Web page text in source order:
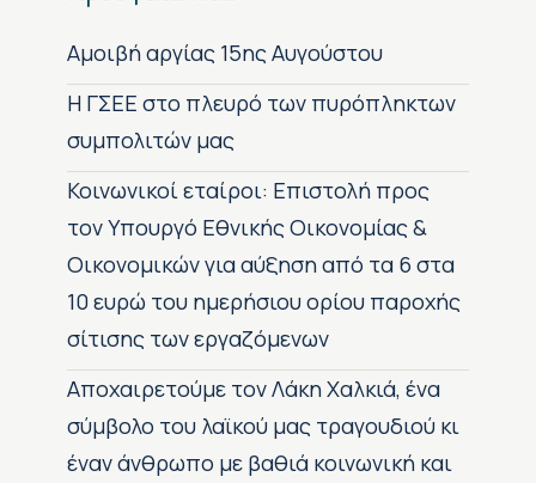
Αμοιβή αργίας 15ης Αυγούστου
H ΓΣΕΕ στο πλευρό των πυρόπληκτων
συμπολιτών μας
Κοινωνικοί εταίροι: Επιστολή προς
τον Υπουργό Εθνικής Οικονομίας &
Οικονομικών για αύξηση από τα 6 στα
10 ευρώ του ημερήσιου ορίου παροχής
σίτισης των εργαζόμενων
Αποχαιρετούμε τον Λάκη Χαλκιά, ένα
σύμβολο του λαϊκού μας τραγουδιού κι
έναν άνθρωπο με βαθιά κοινωνική και